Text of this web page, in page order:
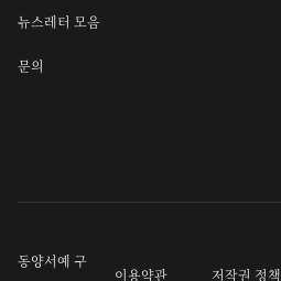
뉴스레터 모음
문의
동양서예 구
이용약관 저작권 정책